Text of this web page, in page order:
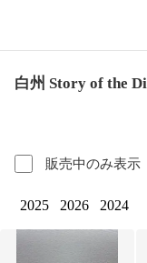
白州 Story of the
販売中のみ表示
2025 2026 2024